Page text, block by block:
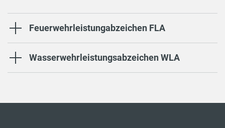
Feuerwehrleistungabzeichen FLA
Wasserwehrleistungsabzeichen WLA